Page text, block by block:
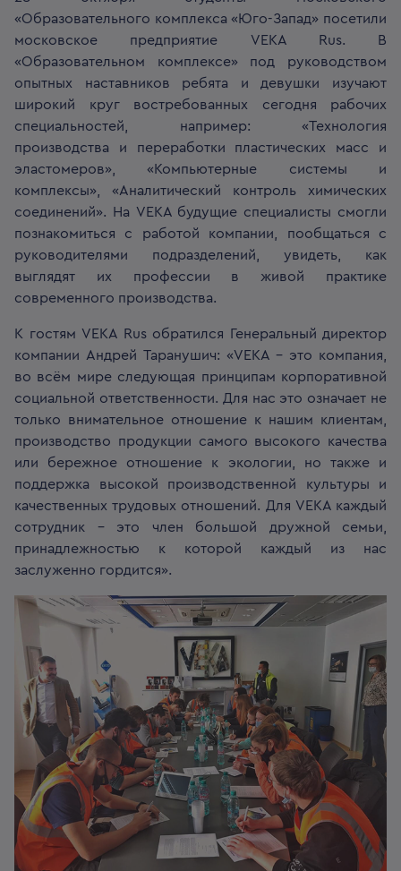
«Образовательного комплекса «Юго-Запад» посетили
московское предприятие VEKA Rus. В
«Образовательном комплексе» под руководством
опытных наставников ребята и девушки изучают
широкий круг востребованных сегодня рабочих
специальностей, например: «Технология
производства и переработки пластических масс и
эластомеров», «Компьютерные системы и
комплексы», «Аналитический контроль химических
соединений». На VEKA будущие специалисты смогли
познакомиться с работой компании, пообщаться с
руководителями подразделений, увидеть, как
выглядят их профессии в живой практике
современного производства.
К гостям VEKA Rus обратился Генеральный директор
компании Андрей Таранушич: «VEKA – это компания,
во всём мире следующая принципам корпоративной
социальной ответственности. Для нас это означает не
только внимательное отношение к нашим клиентам,
производство продукции самого высокого качества
или бережное отношение к экологии, но также и
поддержка высокой производственной культуры и
качественных трудовых отношений. Для VEKA каждый
сотрудник – это член большой дружной семьи,
принадлежностью к которой каждый из нас
заслуженно гордится».